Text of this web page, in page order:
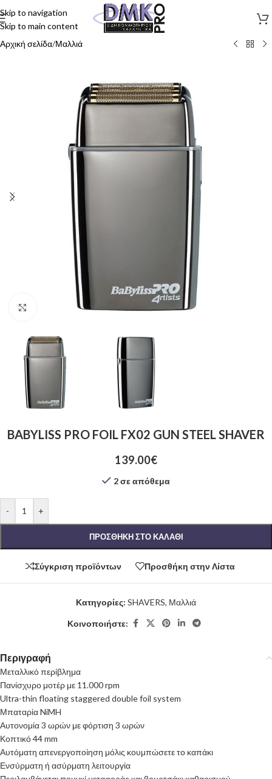
Skip to navigation
Skip to main content
Αρχική σελίδα/Μαλλιά
Click to enlarge
BABYLISS PRO FOIL FX02 GUN STEEL SHAVER
139.00€
2 σε απόθεμα
- +
ΠΡΟΣΘΉΚΗ ΣΤΟ ΚΑΛΆΘΙ
Σύγκριση προϊόντων Προσθήκη στην Λίστα
Κατηγορίες: SHAVERS, Μαλλιά
Κοινοποιήστε:
Περιγραφή
Μεταλλικό περίβλημα
Πανίσχυρο μοτέρ με 11.000 rpm
Ultra-thin floating staggered double foil system
Μπαταρία NiMH
Αυτονομία 3 ωρών με φόρτιση 3 ωρών
Κοπτικό 44 mm
Αυτόματη απενεργοποίηση μόλις κουμπώσετε το καπάκι
Ενσύρματη ή ασύρματη λειτουργία